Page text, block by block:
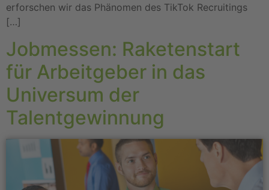
erforschen wir das Phänomen des TikTok Recruitings
[…]
Jobmessen: Raketenstart
für Arbeitgeber in das
Universum der
Talentgewinnung